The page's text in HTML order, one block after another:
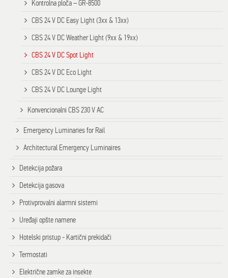
Kontrolna ploča – GR-8500
CBS 24 V DC Easy Light (3xx & 13xx)
CBS 24 V DC Weather Light (9xx & 19xx)
CBS 24 V DC Spot Light
CBS 24 V DC Eco Light
CBS 24 V DC Lounge Light
Konvencionalni CBS 230 V AC
Emergency Luminaries for Rail
Architectural Emergency Luminaires
Detekcija požara
Detekcija gasova
Protivprovalni alarmni sistemi
Uređaji opšte namene
Hotelski pristup - Kartični prekidači
Termostati
Električne zamke za insekte